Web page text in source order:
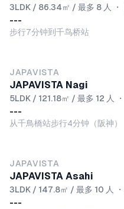
3LDK / 86.34㎡ / 最多 8 人 ・
---
步行7分钟到千鸟桥站
JAPAVISTA
JAPAVISTA Nagi
5LDK / 121.18㎡ / 最多 12 人 ・
---
从千鳥橋站步行4分钟（阪神）
JAPAVISTA
JAPAVISTA Asahi
3LDK / 147.8㎡ / 最多 10 人 ・
---